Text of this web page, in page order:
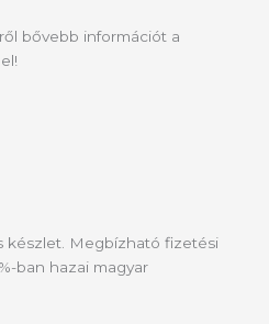
bővebb információt a
készlet. Megbízható fizetési
ban hazai magyar